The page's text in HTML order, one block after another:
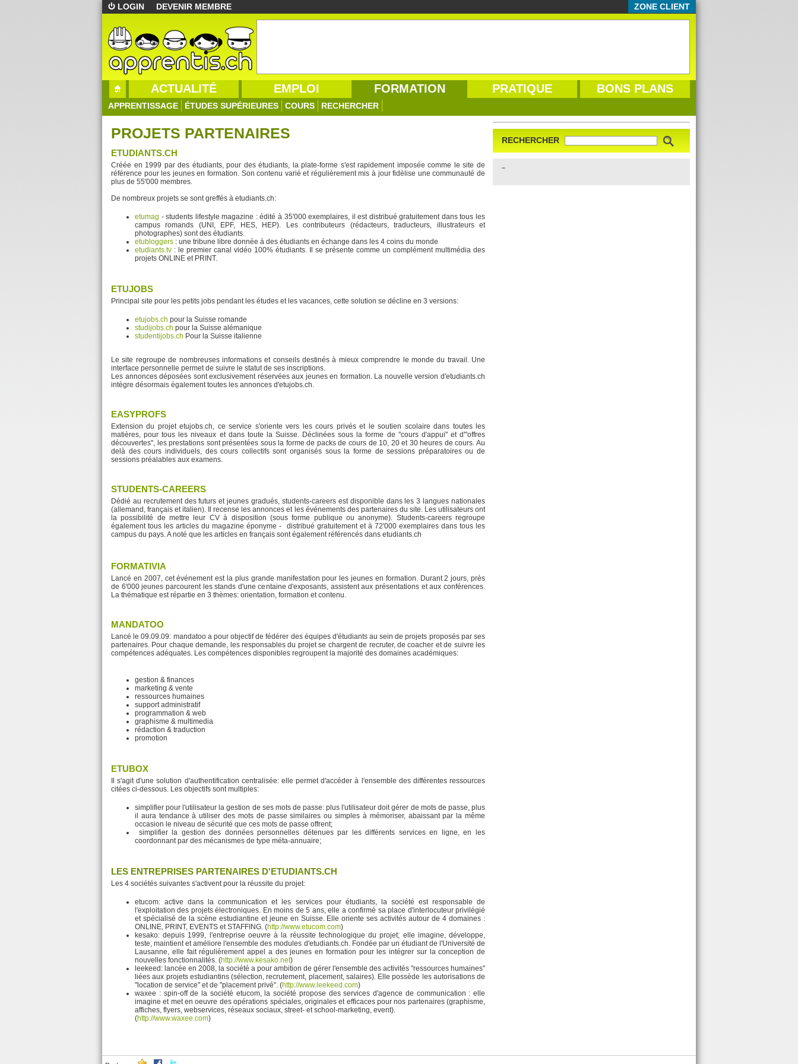
LOGIN DEVENIR MEMBRE ZONE CLIENT
ACTUALITÉ EMPLOI FORMATION PRATIQUE BONS PLANS
APPRENTISSAGE ÉTUDES SUPÉRIEURES COURS RECHERCHER
RECHERCHER
PROJETS PARTENAIRES
ETUDIANTS.CH
Créée en 1999 par des étudiants, pour des étudiants, la plate-forme s'est rapidement imposée comme le site de
référence pour les jeunes en formation. Son contenu varié et régulièrement mis à jour fidèlise une communauté de
plus de 55'000 membres.
De nombreux projets se sont greffés à etudiants.ch:
etumag - students lifestyle magazine : édité à 35'000 exemplaires, il est distribué gratuitement dans tous les
campus romands (UNI, EPF, HES, HEP). Les contributeurs (rédacteurs, traducteurs, illustrateurs et
photographes) sont des étudiants.
etubloggers : une tribune libre donnée à des étudiants en échange dans les 4 coins du monde
etudiants.tv : le premier canal vidéo 100% étudiants. Il se présente comme un complément multimédia des
projets ONLINE et PRINT.
ETUJOBS
Principal site pour les petits jobs pendant les études et les vacances, cette solution se décline en 3 versions:
etujobs.ch pour la Suisse romande
studijobs.ch pour la Suisse alémanique
studentijobs.ch Pour la Suisse italienne
Le site regroupe de nombreuses informations et conseils destinés à mieux comprendre le monde du travail. Une
interface personnelle permet de suivre le statut de ses inscriptions.
Les annonces déposées sont exclusivement réservées aux jeunes en formation. La nouvelle version d'etudiants.ch
intègre désormais également toutes les annonces d'etujobs.ch.
EASYPROFS
Extension du projet etujobs.ch, ce service s'oriente vers les cours privés et le soutien scolaire dans toutes les
matières, pour tous les niveaux et dans toute la Suisse. Déclinées sous la forme de "cours d'appui" et d'"offres
découvertes", les prestations sont présentées sous la forme de packs de cours de 10, 20 et 30 heures de cours. Au
delà des cours individuels, des cours collectifs sont organisés sous la forme de sessions préparatoires ou de
sessions préalables aux examens.
STUDENTS-CAREERS
Dédié au recrutement des futurs et jeunes gradués, students-careers est disponible dans les 3 langues nationales
(allemand, français et italien). Il recense les annonces et les événements des partenaires du site. Les utilisateurs ont
la possibilité de mettre leur CV à disposition (sous forme publique ou anonyme). Students-careers regroupe
également tous les articles du magazine éponyme - distribué gratuitement et à 72'000 exemplaires dans tous les
campus du pays. A noté que les articles en français sont également référencés dans etudiants.ch
FORMATIVIA
Lancé en 2007, cet événement est la plus grande manifestation pour les jeunes en formation. Durant 2 jours, près
de 6'000 jeunes parcourent les stands d'une centaine d'exposants, assistent aux présentations et aux conférences.
La thématique est répartie en 3 thèmes: orientation, formation et contenu.
MANDATOO
Lancé le 09.09.09: mandatoo a pour objectif de fédérer des équipes d'étudiants au sein de projets proposés par ses
partenaires. Pour chaque demande, les responsables du projet se chargent de recruter, de coacher et de suivre les
compétences adéquates. Les compétences disponibles regroupent la majorité des domaines académiques:
gestion & finances
marketing & vente
ressources humaines
support administratif
programmation & web
graphisme & multimedia
rédaction & traduction
promotion
ETUBOX
Il s'agit d'une solution d'authentification centralisée: elle permet d'accéder à l'ensemble des différentes ressources
citées ci-dessous. Les objectifs sont multiples:
simplifier pour l'utilisateur la gestion de ses mots de passe: plus l'utilisateur doit gérer de mots de passe, plus
il aura tendance à utiliser des mots de passe similaires ou simples à mémoriser, abaissant par la même
occasion le niveau de sécurité que ces mots de passe offrent;
simplifier la gestion des données personnelles détenues par les différents services en ligne, en les
coordonnant par des mécanismes de type méta-annuaire;
LES ENTREPRISES PARTENAIRES D'ETUDIANTS.CH
Les 4 sociétés suivantes s'activent pour la réussite du projet:
etucom: active dans la communication et les services pour étudiants, la société est responsable de
l'exploitation des projets électroniques. En moins de 5 ans, elle a confirmé sa place d'interlocuteur privilégié
et spécialisé de la scène estudiantine et jeune en Suisse. Elle oriente ses activités autour de 4 domaines :
ONLINE, PRINT, EVENTS et STAFFING. (http://www.etucom.com)
kesako: depuis 1999, l'entreprise oeuvre à la réussite technologique du projet; elle imagine, développe,
teste, maintient et améliore l'ensemble des modules d'etudiants.ch. Fondée par un étudiant de l'Université de
Lausanne, elle fait régulièrement appel a des jeunes en formation pour les intégrer sur la conception de
nouvelles fonctionnalités. (http://www.kesako.net)
leekeed: lancée en 2008, la société a pour ambition de gérer l'ensemble des activités "ressources humaines"
liées aux projets estudiantins (sélection, recrutement, placement, salaires). Elle possède les autorisations de
"location de service" et de "placement privé". (http://www.leekeed.com)
waxee : spin-off de la société etucom, la société propose des services d'agence de communication : elle
imagine et met en oeuvre des opérations spéciales, originales et efficaces pour nos partenaires (graphisme,
affiches, flyers, webservices, réseaux sociaux, street- et school-marketing, event).
(http://www.waxee.com)